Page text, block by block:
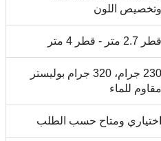
وتخصيص اللون
قطر 2.7 متر - قطر 4 متر
230 جرام، 320 جرام بوليستر
مقاوم للماء
اختياري ومتاح حسب الطلب